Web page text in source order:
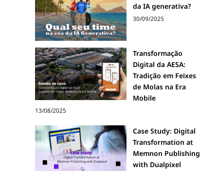
da IA generativa?
30/09/2025
Transformação
Digital da AESA:
Tradição em Feixes
de Molas na Era
Mobile
13/08/2025
Case Study: Digital
Transformation at
Memnon Publishing
with Dualpixel